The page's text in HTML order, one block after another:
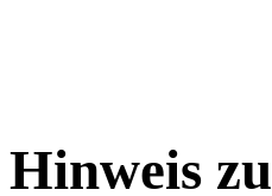
Hinweis